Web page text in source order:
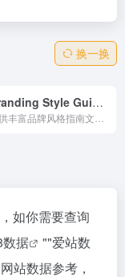
换一换
Branding Style Guides
如你需要查询
据 ""爱站数
站数据参考，